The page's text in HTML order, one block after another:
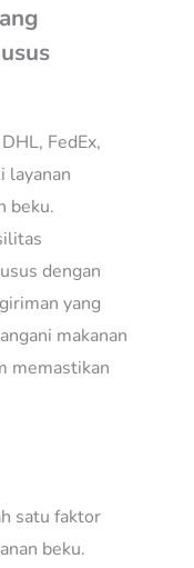
FedEx,
layanan
beku.
dengan
yang
makanan
memastikan
satu faktor
beku.